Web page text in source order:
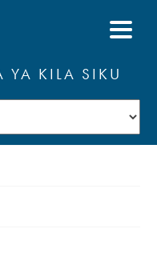
YA KILA SIKU